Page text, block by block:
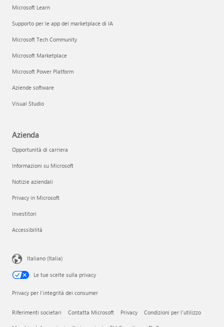
Microsoft Learn
Supporto per le app del marketplace di IA
Microsoft Tech Community
Microsoft Marketplace
Microsoft Power Platform
Aziende software
Visual Studio
Azienda
Opportunità di carriera
Informazioni su Microsoft
Notizie aziendali
Privacy in Microsoft
Investitori
Accessibilità
Italiano (Italia)
Le tue scelte sulla privacy
Privacy per l'integrità dei consumer
Riferimenti societari Contatta Microsoft Privacy Condizioni per l'utilizzo